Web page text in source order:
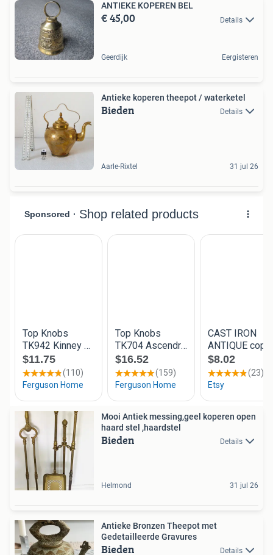
ANTIEKE KOPEREN BEL
€ 45,00 Details
Geerdijk Eergisteren
Antieke koperen theepot / waterketel
Bieden Details
Aarle-Rixtel 31 jul 26
Mooi Antiek messing,geel koperen open
haard stel ,haardstel
Bieden Details
Helmond 31 jul 26
Antieke Bronzen Theepot met
Gedetailleerde Gravures
Bieden Details